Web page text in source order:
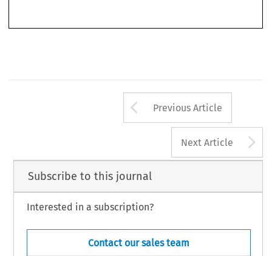
Arrow button
Previous Article
Next Article
Subscribe to this journal
Interested in a subscription?
Contact our sales team